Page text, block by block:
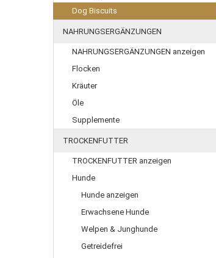
Dog Biscuits
NAHRUNGSERGÄNZUNGEN
NAHRUNGSERGÄNZUNGEN anzeigen
Flocken
Kräuter
Öle
Supplemente
TROCKENFUTTER
TROCKENFUTTER anzeigen
Hunde
Hunde anzeigen
Erwachsene Hunde
Welpen & Junghunde
Getreidefrei